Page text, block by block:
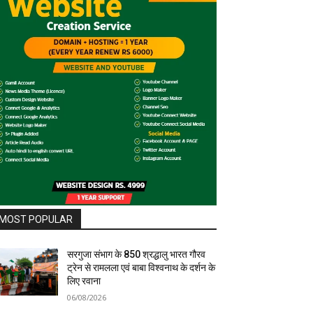
POPULAR
सरगुजा संभाग के 850 श्रद्धालु भारत गौरव
ट्रेन से रामलला एवं बाबा विश्वनाथ के दर्शन के
लिए रवाना
06/08/2026